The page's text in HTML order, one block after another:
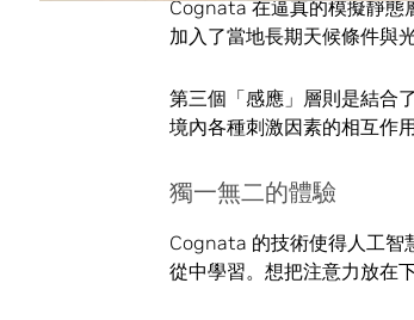
Cognata 在逼真的模擬靜態
加入了當地長期天候條件與
第三個「感應」層則是結合
境內各種刺激因素的相互作
獨一無二的體驗
Cognata 的技術使得人工智
從中學習。想把注意力放在